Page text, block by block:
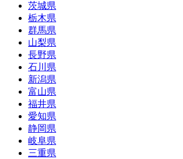
茨城県
栃木県
群馬県
山梨県
長野県
石川県
新潟県
富山県
福井県
愛知県
静岡県
岐阜県
三重県